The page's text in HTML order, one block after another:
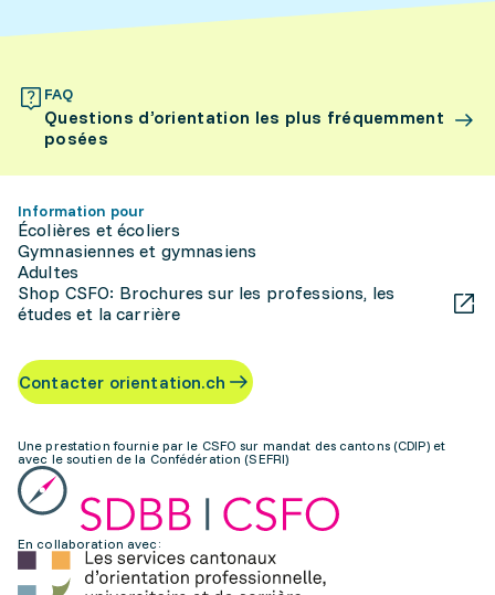
FAQ
Questions d’orientation les plus fréquemment
posées
Information pour
Écolières et écoliers
Gymnasiennes et gymnasiens
Adultes
Shop CSFO: Brochures sur les professions, les
études et la carrière
Contacter orientation.ch
Une prestation fournie par le CSFO sur mandat des cantons (CDIP) et
avec le soutien de la Confédération (SEFRI)
En collaboration avec: